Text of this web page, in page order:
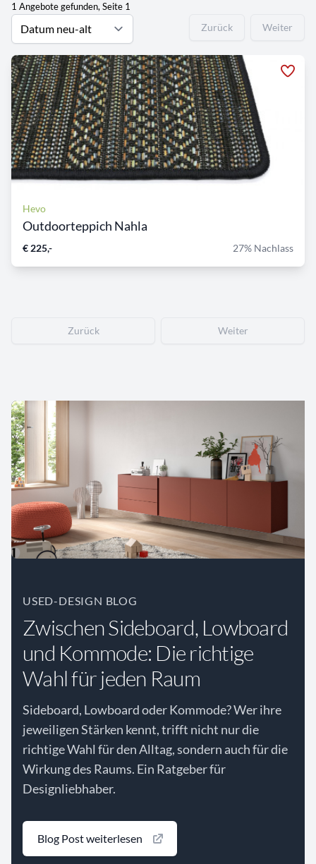
1 Angebote gefunden, Seite 1
Zurück Weiter
Hevo
Outdoorteppich Nahla
€ 225,- 27% Nachlass
Zurück Weiter
USED-DESIGN BLOG
Zwischen Sideboard, Lowboard
und Kommode: Die richtige
Wahl für jeden Raum
Sideboard, Lowboard oder Kommode? Wer ihre
jeweiligen Stärken kennt, trifft nicht nur die
richtige Wahl für den Alltag, sondern auch für die
Wirkung des Raums. Ein Ratgeber für
Designliebhaber.
Blog Post weiterlesen